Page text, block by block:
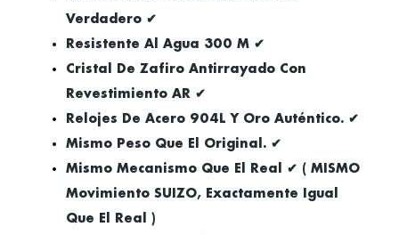
Verdadero ✔
Resistente Al Agua 300 M ✔
Cristal De Zafiro Antirrayado Con
Revestimiento AR ✔
Relojes De Acero 904L Y Oro Auténtico. ✔
Mismo Peso Que El Original. ✔
Mismo Mecanismo Que El Real ✔ ( MISMO
Movimiento SUIZO, Exactamente Igual
Que El Real )